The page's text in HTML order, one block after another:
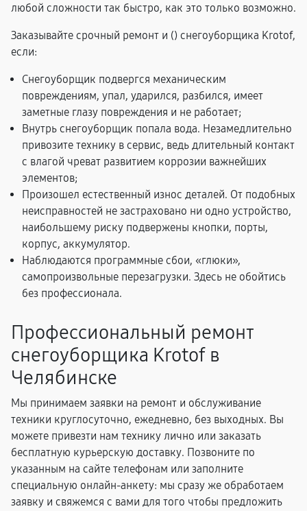
любой сложности так быстро, как это только возможно.
Заказывайте срочный ремонт и () снегоуборщика Krotof,
если:
Снегоуборщик подвергся механическим
повреждениям, упал, ударился, разбился, имеет
заметные глазу повреждения и не работает;
Внутрь снегоуборщик попала вода. Незамедлительно
привозите технику в сервис, ведь длительный контакт
с влагой чреват развитием коррозии важнейших
элементов;
Произошел естественный износ деталей. От подобных
неисправностей не застраховано ни одно устройство,
наибольшему риску подвержены кнопки, порты,
корпус, аккумулятор.
Наблюдаются программные сбои, «глюки»,
самопроизвольные перезагрузки. Здесь не обойтись
без профессионала.
Профессиональный ремонт
снегоуборщика Krotof в
Челябинске
Мы принимаем заявки на ремонт и обслуживание
техники круглосуточно, ежедневно, без выходных. Вы
можете привезти нам технику лично или заказать
бесплатную курьерскую доставку. Позвоните по
указанным на сайте телефонам или заполните
специальную онлайн-анкету: мы сразу же обработаем
заявку и свяжемся с вами для того чтобы предложить